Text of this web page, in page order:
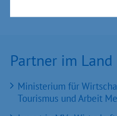
Partner im Land
Ministerium für
Tourismus und Arbeit